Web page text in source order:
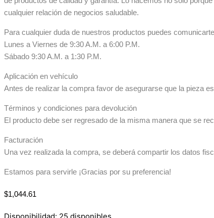
cualquier relación de negocios saludable.
Para cualquier duda de nuestros productos puedes
Lunes a Viernes de 9:30 A.M. a 6:00 P.M.
Sábado 9:30 A.M. a 1:30 P.M.
Aplicación en vehículo
Antes de realizar la compra favor de asegurarse que la pieza
Términos y condiciones para devolución
El producto debe ser regresado de la misma manera que se
Facturación
Una vez realizada la compra, se deberá compartir los datos
Estamos para servirle ¡Gracias por su preferencia!
$1,044.61